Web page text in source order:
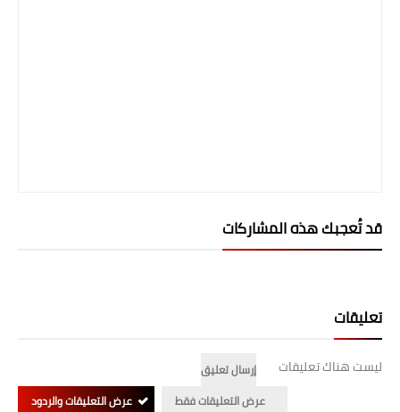
قد تُعجبك هذه المشاركات
تعليقات
ليست هناك تعليقات
إرسال تعليق
عرض التعليقات فقط
عرض التعليقات والردود